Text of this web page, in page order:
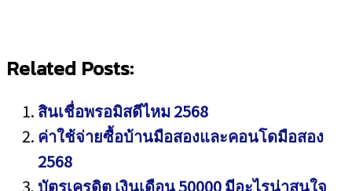
Related Posts:
สินเชื่อพรอมิสดีไหม 2568
ค่าใช้จ่ายซื้อบ้านมือสองและคอนโดมือสอง
2568
บัตรเครดิต เงินเดือน 50000 มีอะไรน่าสนใจ